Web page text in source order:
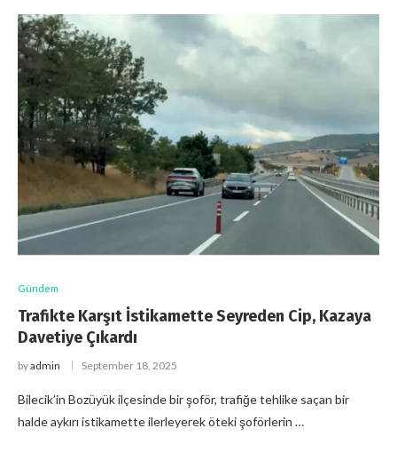
Gündem
Trafikte Karşıt İstikamette Seyreden Cip, Kazaya
Davetiye Çıkardı
byadmin September 18, 2025
Bilecik’in Bozüyük ilçesinde bir şoför, trafiğe tehlike saçan bir
halde aykırı istikamette ilerleyerek öteki şoförlerin …